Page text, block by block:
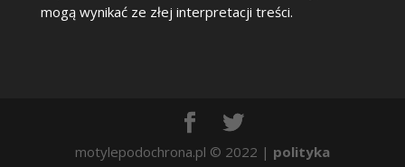
mogą wynikać ze złej interpretacji treści.
motylepodochrona.pl © 2022 | polityka